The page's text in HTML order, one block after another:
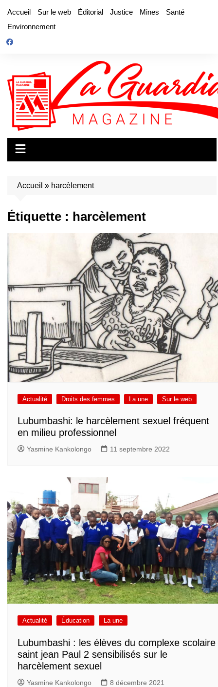
contenu
Accueil Sur le web Éditorial Justice Mines
Santé
Environnement
Accueil » harcèlement
Étiquette : harcèlement
Actualité Droits des femmes La une Sur le web
Lubumbashi: le harcèlement sexuel fréquent
en milieu professionnel
Yasmine Kankolongo 11 septembre 2022
Actualité Éducation La une
Lubumbashi : les élèves du complexe scolaire
saint jean Paul 2 sensibilisés sur le
harcèlement sexuel
Yasmine Kankolongo 8 décembre 2021